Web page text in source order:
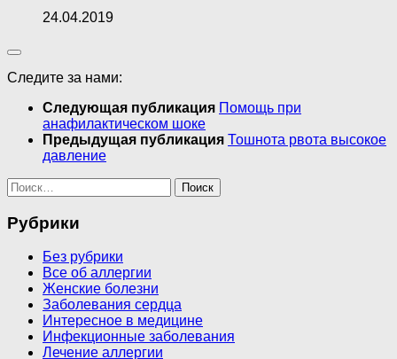
24.04.2019
Следите за нами:
Следующая публикация Помощь при
анафилактическом шоке
Предыдущая публикация Тошнота рвота высокое
давление
Найти:
Рубрики
Без рубрики
Все об аллергии
Женские болезни
Заболевания сердца
Интересное в медицине
Инфекционные заболевания
Лечение аллергии